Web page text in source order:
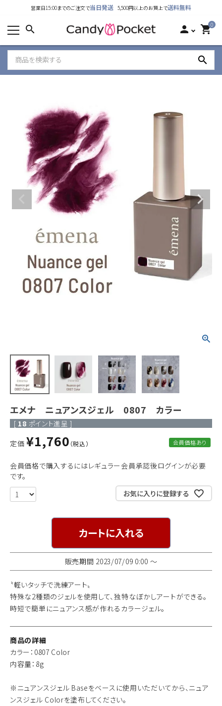
営業日15:00までのご注文で当日発送 5,500円以上のお買上で送料無料
search person 0
shopping_cart
search
カテゴリーから探す
ランキング
新着商品
特定商取引法表示について
個人情報取り扱いについて
お問い合わせ
公式LINE
ACCOUNT MENU
ようこそ ゲスト 様
ログイン
エメナ ニュアンスジェル 0807 カラー
[ 18 ポイント進呈 ]
定価 ¥1,760 会員価格あり
会員価格で購入するにはレギュラー会員承認後ログインが必要
です。
お気に入りに登録する
カートに入れる
販売期間 2023/07/09 0:00 〜
〝軽いタッチで洗練アート〟
特殊な2種類のジェルを使用して、独特なぼかしアートができる。
時短で簡単にニュアンス感が作れるカラージェル。
商品の詳細
カラー：0807 Color
内容量：8g
※ニュアンスジェル Baseをベースに使用いただいてから、ニュア
ンスジェル Colorを塗布してください。